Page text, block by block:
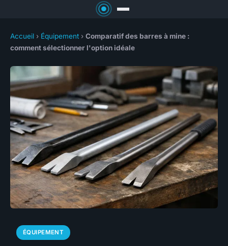
Accueil › Équipement › Comparatif des barres à mine :
comment sélectionner l'option idéale
ÉQUIPEMENT